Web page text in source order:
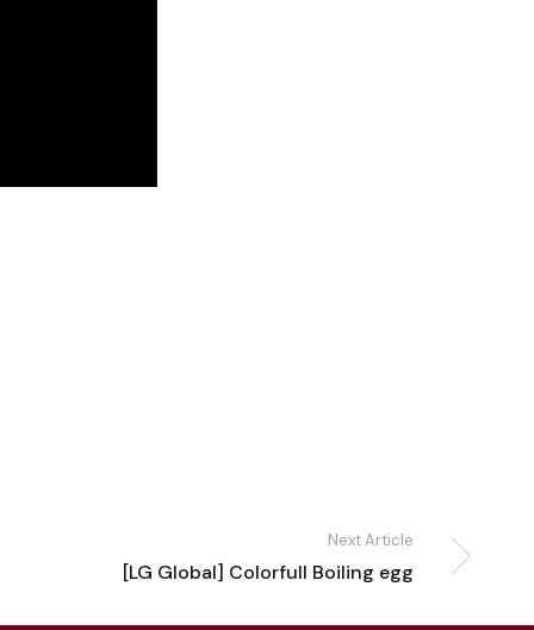
Next Article
[LG Global] Colorfull Boiling egg